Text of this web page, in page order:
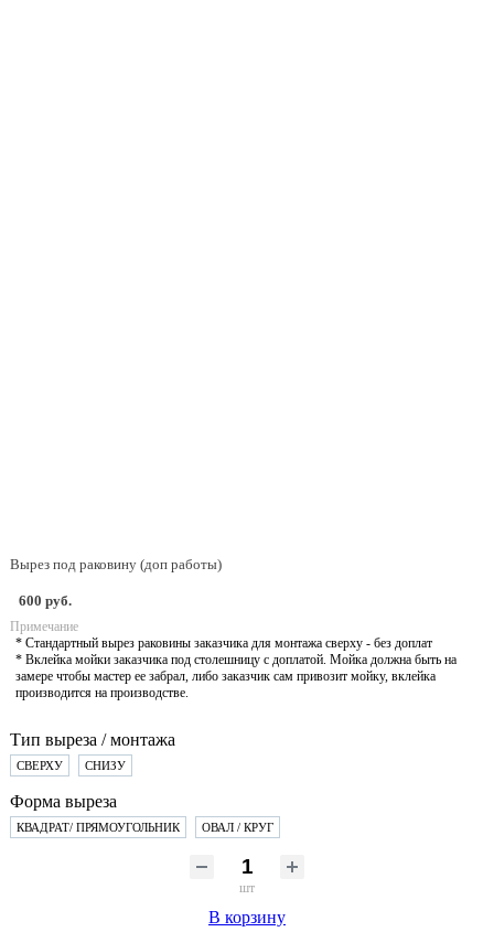
Вырез под раковину (доп работы)
600 руб.
Примечание
* Стандартный вырез раковины заказчика для монтажа сверху - без доплат
* Вклейка мойки заказчика под столешницу с доплатой. Мойка должна быть на
замере чтобы мастер ее забрал, либо заказчик сам привозит мойку, вклейка
производится на производстве.
Тип выреза / монтажа
СВЕРХУ СНИЗУ
Форма выреза
КВАДРАТ/ ПРЯМОУГОЛЬНИК ОВАЛ / КРУГ
шт
В корзину